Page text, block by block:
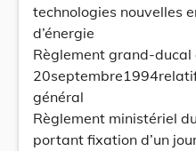
technologies nouvelles
d’énergie
Règlement grand-ducal
général
Règlement ministériel
portant fixation d’un